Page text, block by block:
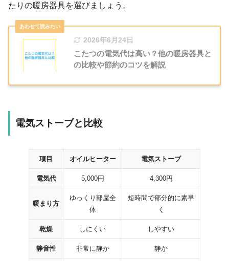
たりの暖房器具を選びましょう。
2026年6月24日
こたつの電気代は高い？他の暖房器具と
の比較や節約のコツを解説
電気ストーブと比較
項目 オイルヒーター 電気ストーブ
電気代 5,000円 4,300円
暖まり方
ゆっくり部屋全
体
短時間で部分的に素早
く
乾燥 しにくい しやすい
静音性 非常に静か 静か